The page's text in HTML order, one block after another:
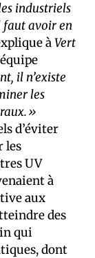
industriels
faut avoir en
àVert
il n’existe
les
d’éviter
les
UV
à
aux
des
qui
dont